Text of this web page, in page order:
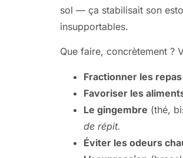
sol — ça stabilisait son
insupportables.
Que faire, concrètement ?
Fractionner les repas
Favoriser les
Le gingembre (thé,
de répit.
Éviter les odeurs